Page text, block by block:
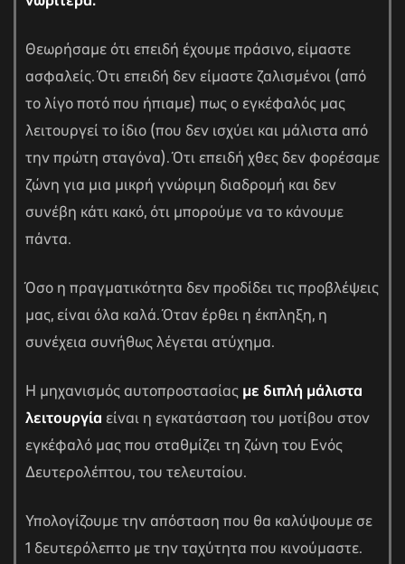
Θεωρήσαμε ότι επειδή έχουμε πράσινο, είμαστε
ασφαλείς. Ότι επειδή δεν είμαστε ζαλισμένοι (από
το λίγο ποτό που ήπιαμε) πως ο εγκέφαλός μας
λειτουργεί το ίδιο (που δεν ισχύει και μάλιστα από
την πρώτη σταγόνα). Ότι επειδή χθες δεν φορέσαμε
ζώνη για μια μικρή γνώριμη διαδρομή και δεν
συνέβη κάτι κακό, ότι μπορούμε να το κάνουμε
πάντα.
Όσο η πραγματικότητα δεν προδίδει τις προβλέψεις
μας, είναι όλα καλά. Όταν έρθει η έκπληξη, η
συνέχεια συνήθως λέγεται ατύχημα.
Η μηχανισμός αυτοπροστασίας με διπλή μάλιστα
λειτουργία είναι η εγκατάσταση του μοτίβου στον
εγκέφαλό μας που σταθμίζει τη ζώνη του Ενός
Δευτερολέπτου, του τελευταίου.
Υπολογίζουμε την απόσταση που θα καλύψουμε σε
1 δευτερόλεπτο με την ταχύτητα που κινούμαστε.